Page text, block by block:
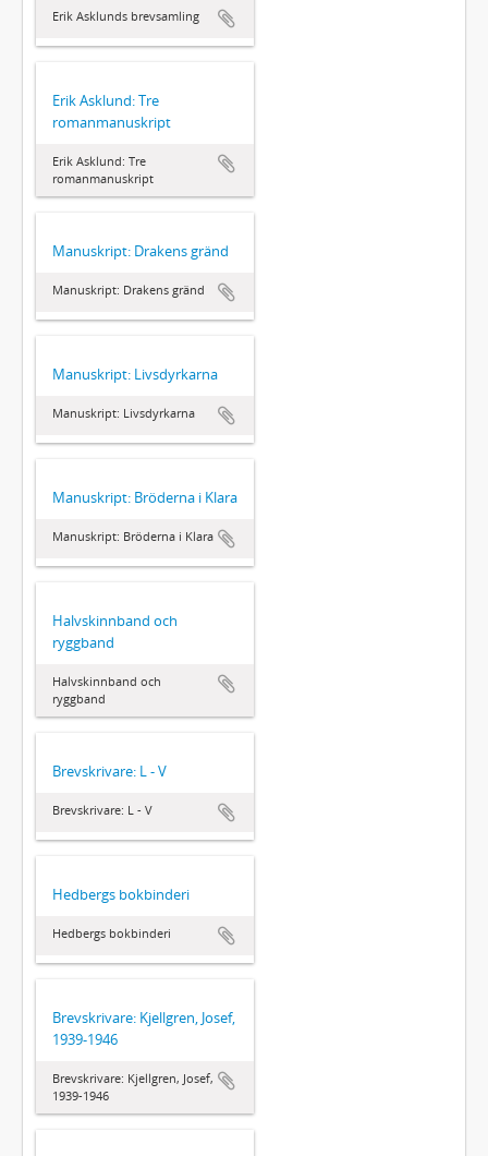
Erik Asklunds brevsamling
Erik Asklund: Tre
romanmanuskript
Erik Asklund: Tre
romanmanuskript
Manuskript: Drakens gränd
Manuskript: Drakens gränd
Manuskript: Livsdyrkarna
Manuskript: Livsdyrkarna
Manuskript: Bröderna i Klara
Manuskript: Bröderna i Klara
Halvskinnband och
ryggband
Halvskinnband och
ryggband
Brevskrivare: L - V
Brevskrivare: L - V
Hedbergs bokbinderi
Hedbergs bokbinderi
Brevskrivare: Kjellgren, Josef,
1939-1946
Brevskrivare: Kjellgren, Josef,
1939-1946